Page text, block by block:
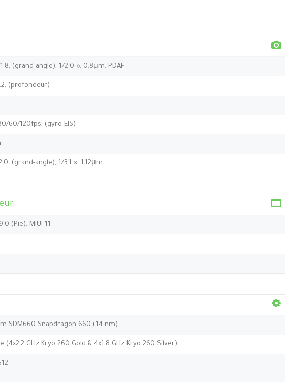
(grand-angle), 1/2.0 », 0.8μm, PDAF
(profondeur)
60/120fps, (gyro-EIS)
(grand-angle), 1/3.1 », 1.12μm
(Pie), MIUI 11
SDM660 Snapdragon 660 (14 nm)
(4x2.2 GHz Kryo 260 Gold & 4x1.8 GHz Kryo 260 Silver)